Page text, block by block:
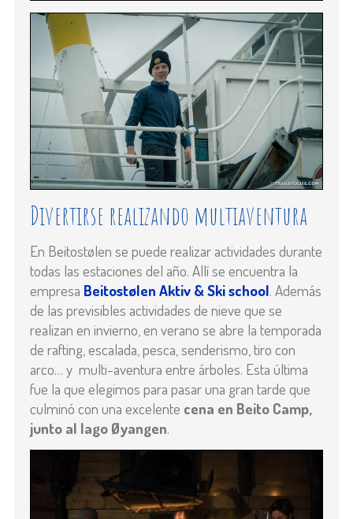
Divertirse realizando multiaventura
En Beitostølen se puede realizar actividades durante
todas las estaciones del año. Allí se encuentra la
empresa Beitostølen Aktiv & Ski school. Además
de las previsibles actividades de nieve que se
realizan en invierno, en verano se abre la temporada
de rafting, escalada, pesca, senderismo, tiro con
arco… y multi-aventura entre árboles. Esta última
fue la que elegimos para pasar una gran tarde que
culminó con una excelente cena en Beito Camp,
junto al lago Øyangen.